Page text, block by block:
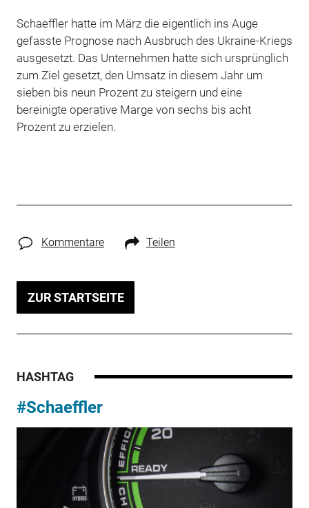
Schaeffler hatte im März die eigentlich ins Auge
gefasste Prognose nach Ausbruch des Ukraine-Kriegs
ausgesetzt. Das Unternehmen hatte sich ursprünglich
zum Ziel gesetzt, den Umsatz in diesem Jahr um
sieben bis neun Prozent zu steigern und eine
bereinigte operative Marge von sechs bis acht
Prozent zu erzielen.
Kommentare Teilen
ZUR STARTSEITE
HASHTAG
#Schaeffler